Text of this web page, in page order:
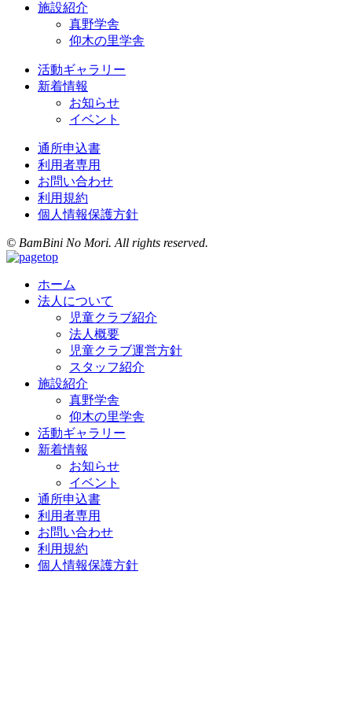
施設紹介
真野学舎
仰木の里学舎
活動ギャラリー
新着情報
お知らせ
イベント
通所申込書
利用者専用
お問い合わせ
利用規約
個人情報保護方針
© BamBini No Mori. All rights reserved.
ホーム
法人について
児童クラブ紹介
法人概要
児童クラブ運営方針
スタッフ紹介
施設紹介
真野学舎
仰木の里学舎
活動ギャラリー
新着情報
お知らせ
イベント
通所申込書
利用者専用
お問い合わせ
利用規約
個人情報保護方針